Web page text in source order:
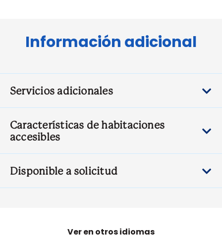
Información adicional
Servicios adicionales
Características de habitaciones
accesibles
Disponible a solicitud
Ver en otros idiomas